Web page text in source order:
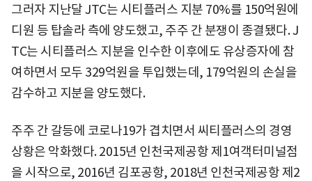
그러자 지난달 JTC는 시티플러스 지분 70%를 150억원에
디원 등 탑솔라 측에 양도했고, 주주 간 분쟁이 종결됐다. J
TC는 시티플러스 지분을 인수한 이후에도 유상증자에 참
여하면서 모두 329억원을 투입했는데, 179억원의 손실을
감수하고 지분을 양도했다.
주주 간 갈등에 코로나19가 겹치면서 씨티플러스의 경영
상황은 악화했다. 2015년 인천국제공항 제1여객터미널점
을 시작으로, 2016년 김포공항, 2018년 인천국제공항 제2